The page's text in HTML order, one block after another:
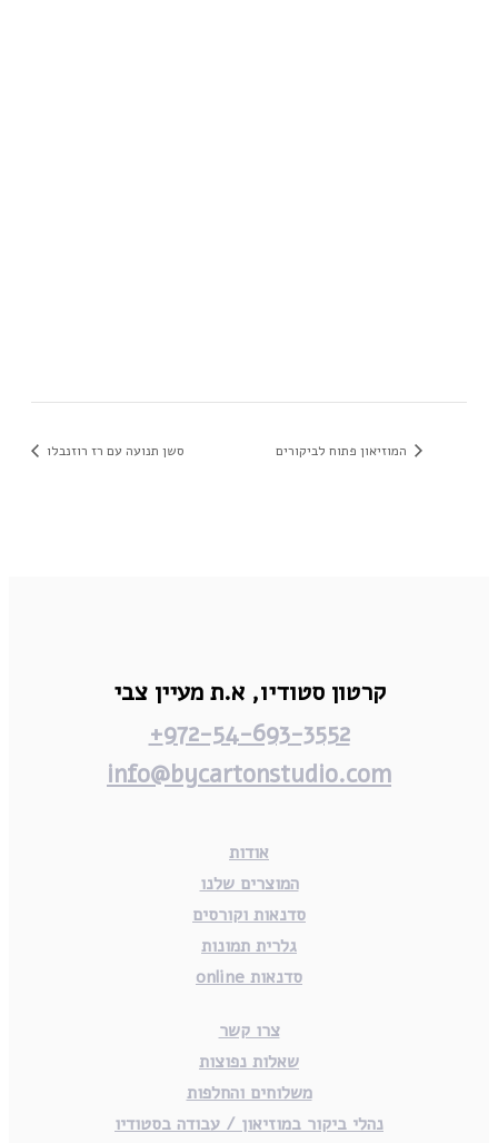
המוזיאון פתוח לביקורים סשן תנועה עם רז רוזנבלו
קרטון סטודיו,א.ת מעיין צבי
972-54-693-3552+
info@bycartonstudio.com
אודות
המוצרים שלנו
סדנאות וקורסים
גלרית תמונות
סדנאות online
צרו קשר
שאלות נפוצות
משלוחים והחלפות
נהלי ביקור במוזיאון / עבודה בסטודיו